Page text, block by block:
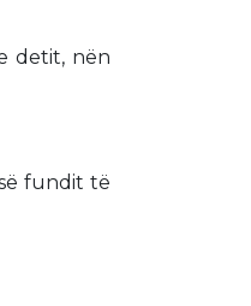
detit, nën
fundit të